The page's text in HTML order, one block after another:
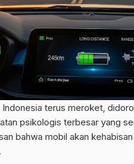
terus meroket,
psikologis terbesar yang
bahwa mobil akan